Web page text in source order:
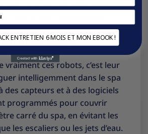
et de systèmes de filtration
robots sont conçus pour
les débris et les impuretés
du spa de nage.
vraiment ces robots, c’est leur
intelligemment dans le spa
des capteurs et à des logiciels
programmés pour couvrir
carré du spa, en évitant les
les escaliers ou les jets d’eau.
ENTRETIEN 6 MOIS ET MON EBOOK !